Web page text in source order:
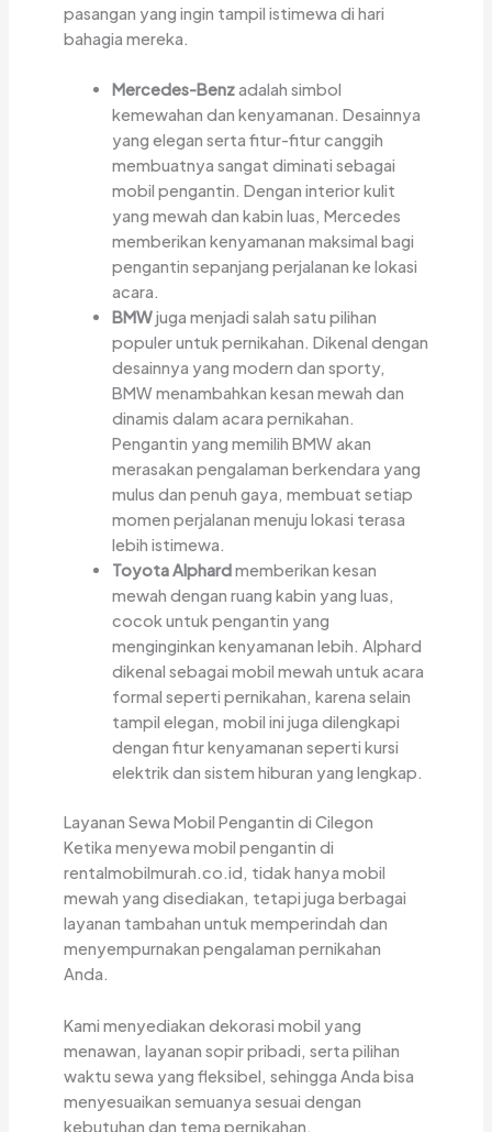
pasangan yang ingin tampil istimewa di hari
bahagia mereka.
Mercedes-Benzadalah simbol
kemewahan dan kenyamanan. Desainnya
yang elegan serta fitur-fitur canggih
membuatnya sangat diminati sebagai
mobil pengantin. Dengan interior kulit
yang mewah dan kabin luas, Mercedes
memberikan kenyamanan maksimal bagi
pengantin sepanjang perjalanan ke lokasi
acara.
BMWjuga menjadi salah satu pilihan
populer untuk pernikahan. Dikenal dengan
desainnya yang modern dan sporty,
BMW menambahkan kesan mewah dan
dinamis dalam acara pernikahan.
Pengantin yang memilih BMW akan
merasakan pengalaman berkendara yang
mulus dan penuh gaya, membuat setiap
momen perjalanan menuju lokasi terasa
lebih istimewa.
Toyota Alphardmemberikan kesan
mewah dengan ruang kabin yang luas,
cocok untuk pengantin yang
menginginkan kenyamanan lebih. Alphard
dikenal sebagai mobil mewah untuk acara
formal seperti pernikahan, karena selain
tampil elegan, mobil ini juga dilengkapi
dengan fitur kenyamanan seperti kursi
elektrik dan sistem hiburan yang lengkap.
Layanan Sewa Mobil Pengantin di Cilegon
Ketika menyewa mobil pengantin di
rentalmobilmurah.co.id, tidak hanya mobil
mewah yang disediakan, tetapi juga berbagai
layanan tambahan untuk memperindah dan
menyempurnakan pengalaman pernikahan
Anda.
Kami menyediakan dekorasi mobil yang
menawan, layanan sopir pribadi, serta pilihan
waktu sewa yang fleksibel, sehingga Anda bisa
menyesuaikan semuanya sesuai dengan
kebutuhan dan tema pernikahan.